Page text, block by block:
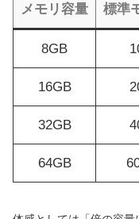
メモリ容量 標準
8GB
16GB
32GB
64GB